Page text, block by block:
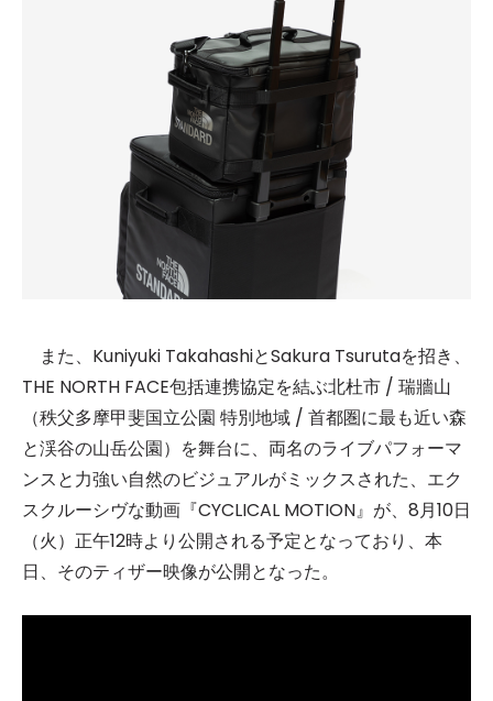
また、Kuniyuki TakahashiとSakura Tsurutaを招き、
THE NORTH FACE包括連携協定を結ぶ北杜市 / 瑞牆山
（秩父多摩甲斐国立公園 特別地域 / 首都圏に最も近い森
と渓谷の山岳公園）を舞台に、両名のライブパフォーマ
ンスと力強い自然のビジュアルがミックスされた、エク
スクルーシヴな動画『CYCLICAL MOTION』が、8月10日
（火）正午12時より公開される予定となっており、本
日、そのティザー映像が公開となった。